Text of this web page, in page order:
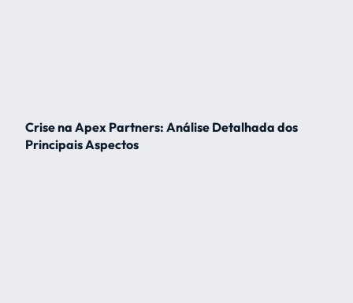
Crise na Apex Partners: Análise Detalhada dos
Principais Aspectos